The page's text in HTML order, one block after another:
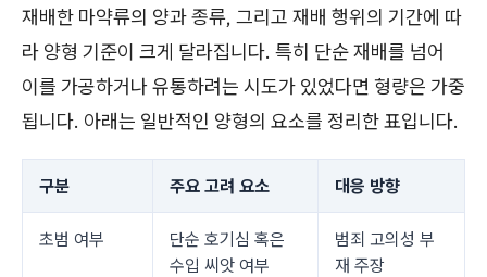
재배한 마약류의 양과 종류, 그리고 재배 행위의 기간에 따
라 양형 기준이 크게 달라집니다. 특히 단순 재배를 넘어
이를 가공하거나 유통하려는 시도가 있었다면 형량은 가중
됩니다. 아래는 일반적인 양형의 요소를 정리한 표입니다.
구분 주요 고려 요소 대응 방향
초범 여부
단순 호기심 혹은
수입 씨앗 여부
범죄 고의성 부
재 주장